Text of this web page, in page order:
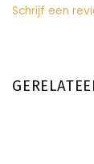
Schrijf een